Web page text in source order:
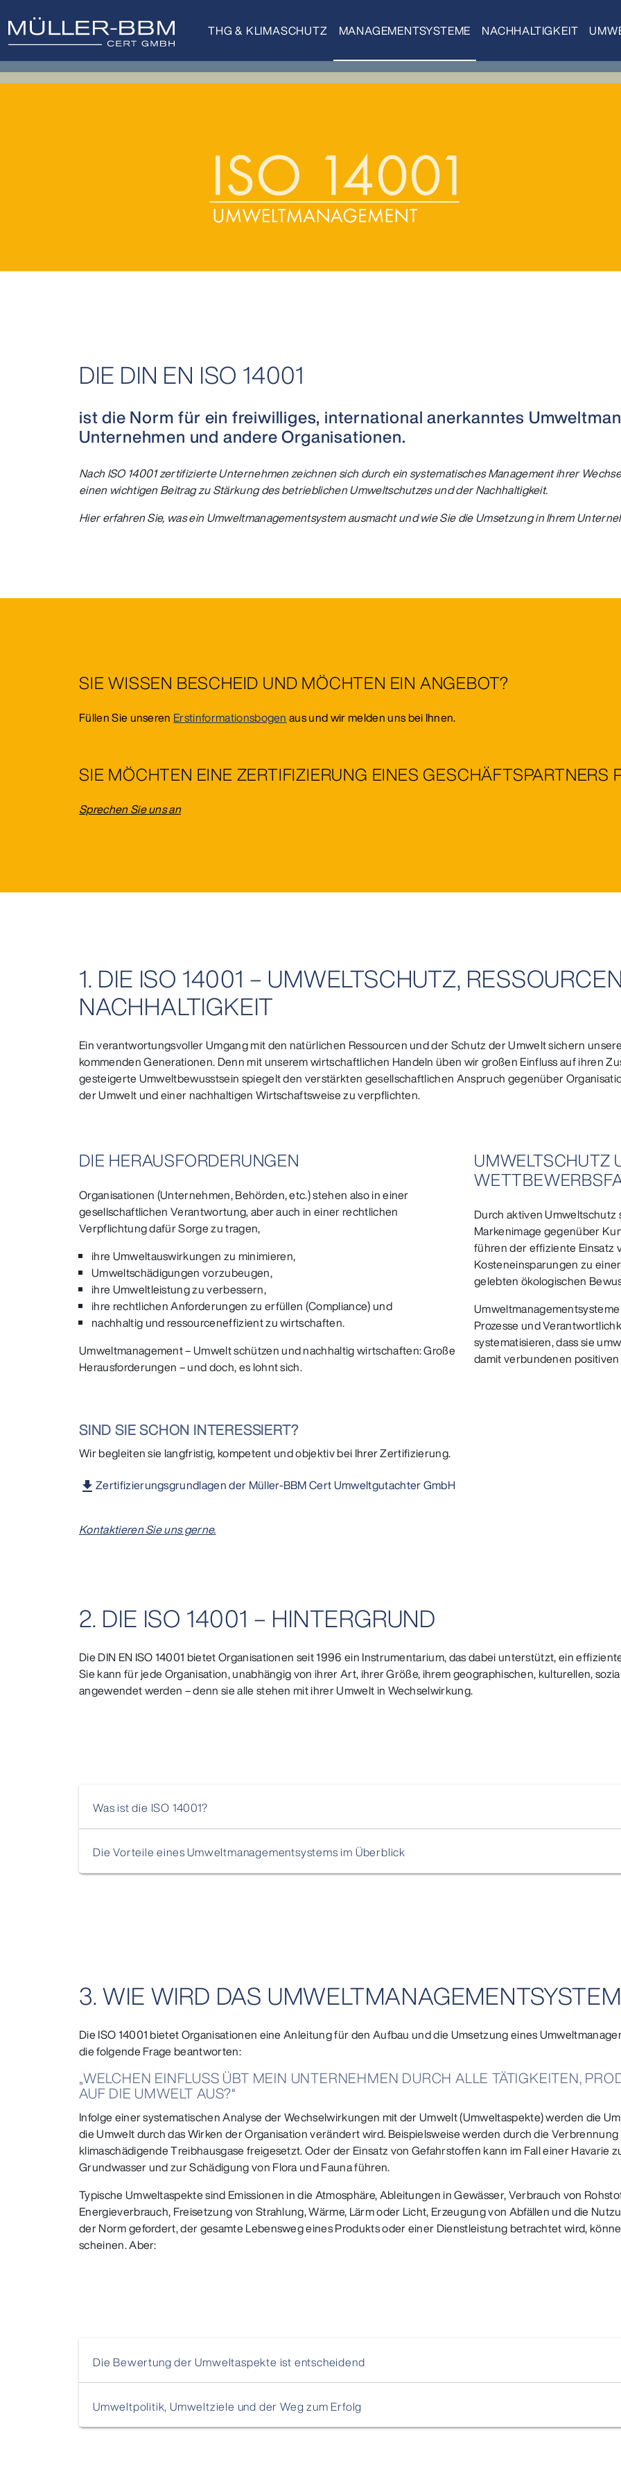
THG & KLIMASCHUTZ MANAGEMENTSYSTEME NACHHALTIGKEIT
DIE DIN EN ISO 14001
ist die Norm für ein freiwilliges, international anerkanntes
Unternehmen und andere Organisationen.
Nach ISO 14001 zertifizierte Unternehmen zeichnen sich durch ein systematisches Management ihrer
einen wichtigen Beitrag zu Stärkung des betrieblichen Umweltschutzes und der Nachhaltigkeit.
Hier erfahren Sie, was ein Umweltmanagementsystem ausmacht und wie Sie die Umsetzung in Ihrem
SIE WISSEN BESCHEID UND MÖCHTEN EIN ANGEBOT?
Füllen Sie unseren Erstinformationsbogen aus und wir melden uns bei Ihnen.
SIE MÖCHTEN EINE ZERTIFIZIERUNG EINES GESCHÄFTSPARTNERS
Sprechen Sie uns an
1. DIE ISO 14001 – UMWELTSCHUTZ,
NACHHALTIGKEIT
Ein verantwortungsvoller Umgang mit den natürlichen Ressourcen und der Schutz der Umwelt sichern
kommenden Generationen. Denn mit unserem wirtschaftlichen Handeln üben wir großen Einfluss auf ihren
gesteigerte Umweltbewusstsein spiegelt den verstärkten gesellschaftlichen Anspruch gegenüber
der Umwelt und einer nachhaltigen Wirtschaftsweise zu verpflichten.
DIE HERAUSFORDERUNGEN
Organisationen (Unternehmen, Behörden, etc.) stehen also in einer
gesellschaftlichen Verantwortung, aber auch in einer rechtlichen
Verpflichtung dafür Sorge zu tragen,
ihre Umweltauswirkungen zu minimieren,
Umweltschädigungen vorzubeugen,
ihre Umweltleistung zu verbessern,
ihre rechtlichen Anforderungen zu erfüllen (Compliance) und
nachhaltig und ressourceneffizient zu wirtschaften.
Umweltmanagement – Umwelt schützen und nachhaltig wirtschaften: Große
Herausforderungen – und doch, es lohnt sich.
UMWELTSCHUTZ
Durch aktiven
Markenimage gegenüber
führen der effiziente Einsatz
Kosteneinsparungen zu
gelebten ökologischen
Prozesse und
systematisieren, dass sie
damit verbundenen
SIND SIE SCHON INTERESSIERT?
Wir begleiten sie langfristig, kompetent und objektiv bei Ihrer Zertifizierung.
Zertifizierungsgrundlagen der Müller-BBM Cert Umweltgutachter GmbH
Kontaktieren Sie uns gerne.
2. DIE ISO 14001 – HINTERGRUND
Die DIN EN ISO 14001 bietet Organisationen seit 1996 ein Instrumentarium, das dabei unterstützt, ein
Sie kann für jede Organisation, unabhängig von ihrer Art, ihrer Größe, ihrem geographischen, kulturellen,
angewendet werden – denn sie alle stehen mit ihrer Umwelt in Wechselwirkung.
Was ist die ISO 14001?
Die Vorteile eines Umweltmanagementsystems im Überblick
3. WIE WIRD DAS
Die ISO 14001 bietet Organisationen eine Anleitung für den Aufbau und die Umsetzung eines
die folgende Frage beantworten:
„WELCHEN EINFLUSS ÜBT MEIN UNTERNEHMEN DURCH ALLE TÄTIGKEITEN,
AUF DIE UMWELT AUS?“
Infolge einer systematischen Analyse der Wechselwirkungen mit der Umwelt (Umweltaspekte) werden die
die Umwelt durch das Wirken der Organisation verändert wird. Beispielsweise werden durch die
klimaschädigende Treibhausgase freigesetzt. Oder der Einsatz von Gefahrstoffen kann im Fall einer Havarie
Grundwasser und zur Schädigung von Flora und Fauna führen.
Typische Umweltaspekte sind Emissionen in die Atmosphäre, Ableitungen in Gewässer, Verbrauch von
Energieverbrauch, Freisetzung von Strahlung, Wärme, Lärm oder Licht, Erzeugung von Abfällen und die
der Norm gefordert, der gesamte Lebensweg eines Produkts oder einer Dienstleistung betrachtet wird,
scheinen. Aber:
Die Bewertung der Umweltaspekte ist entscheidend
Umweltpolitik, Umweltziele und der Weg zum Erfolg